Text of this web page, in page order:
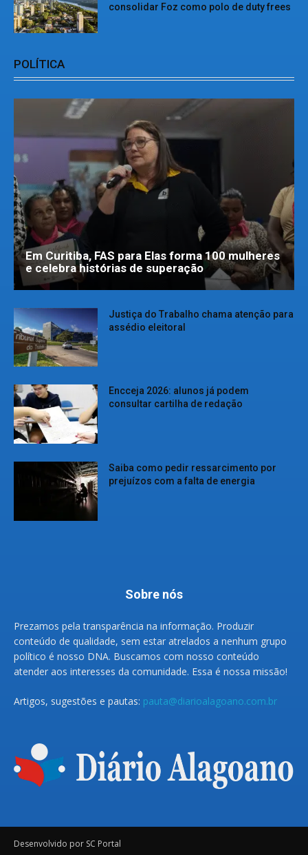
consolidar Foz como polo de duty frees
POLÍTICA
Em Curitiba, FAS para Elas forma 100 mulheres
e celebra histórias de superação
Justiça do Trabalho chama atenção para
assédio eleitoral
Encceja 2026: alunos já podem
consultar cartilha de redação
Saiba como pedir ressarcimento por
prejuízos com a falta de energia
Sobre nós
Prezamos pela transparência na informação. Produzir
conteúdo de qualidade, sem estar atrelados a nenhum grupo
político é nosso DNA. Buscamos com nosso conteúdo
atender aos interesses da comunidade. Essa é nossa missão!
Artigos, sugestões e pautas: pauta@diarioalagoano.com.br
Desenvolvido por SC Portal